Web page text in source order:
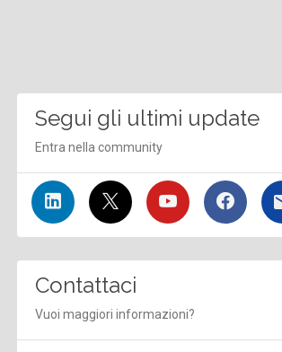
Segui gli ultimi update
Entra nella community
Contattaci
Vuoi maggiori informazioni?